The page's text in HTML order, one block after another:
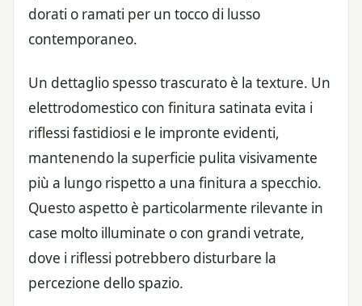
dorati o ramati per un tocco di lusso
contemporaneo.
Un dettaglio spesso trascurato è la texture. Un
elettrodomestico con finitura satinata evita i
riflessi fastidiosi e le impronte evidenti,
mantenendo la superficie pulita visivamente
più a lungo rispetto a una finitura a specchio.
Questo aspetto è particolarmente rilevante in
case molto illuminate o con grandi vetrate,
dove i riflessi potrebbero disturbare la
percezione dello spazio.